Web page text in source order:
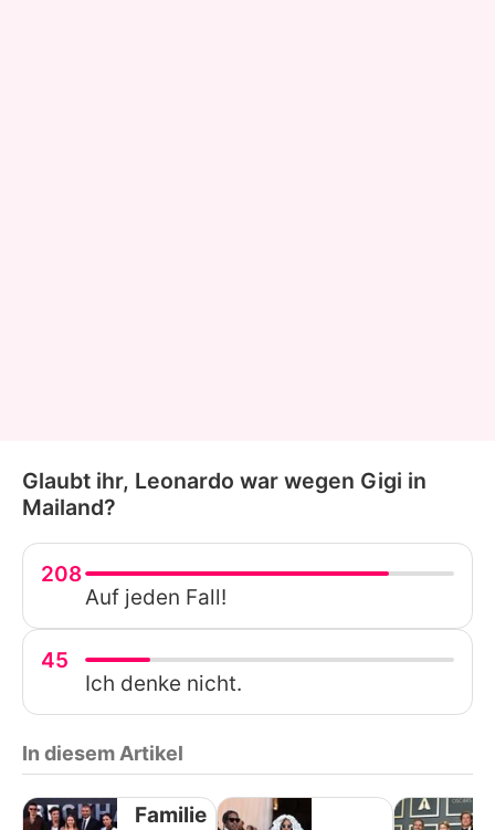
Glaubt ihr, Leonardo war wegen Gigi in
Mailand?
208
Auf jeden Fall!
45
Ich denke nicht.
In diesem Artikel
Familie